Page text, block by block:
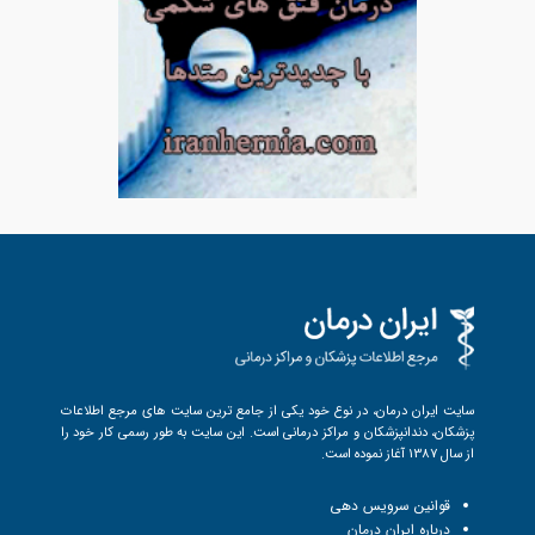
سایت ایران درمان، در نوع خود یکی از جامع ترین سایت های مرجع اطلاعات
پزشکان، دندانپزشکان و مراکز درمانی است. این سایت به طور رسمی کار خود را
از سال 1387 آغاز نموده است.
قوانین سرویس دهی
درباره ایران درمان